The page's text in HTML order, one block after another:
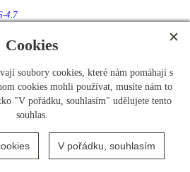
4.7
4.7.
30.6 -4.7.
4.7
30.6-4.7
- 400 dětí KVĚTEN- PRAHA,
- 400 dětí KVĚTEN- PRAHA,
MORAVA...
Cookies
soubory cookies, které nám pomáhají s
cookies mohli používat, musíte nám to
"V pořádku, souhlasím" udělujete tento
souhlas.
V pořádku, souhlasím